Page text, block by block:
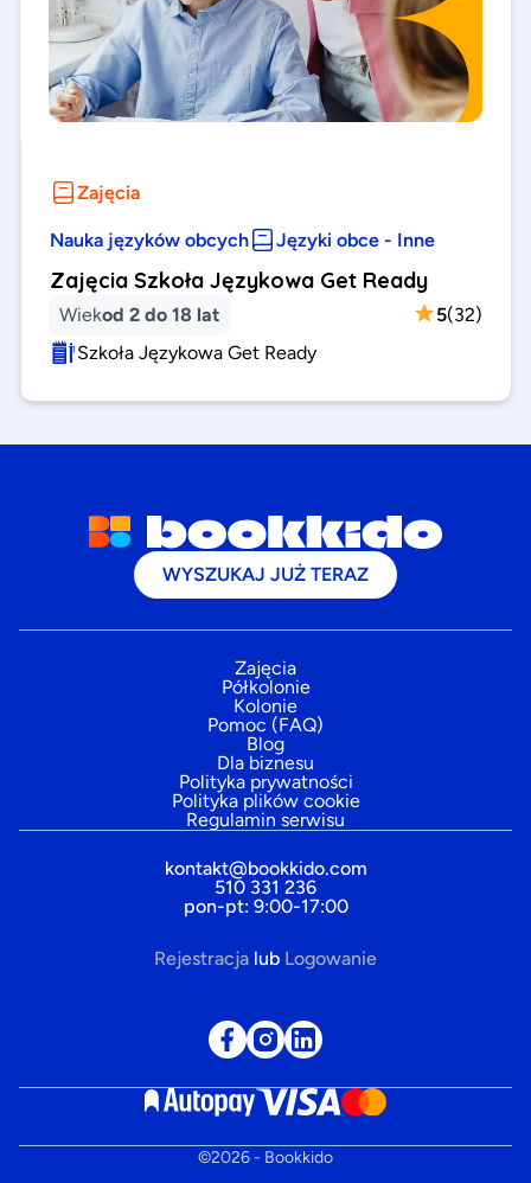
Zajęcia
Nauka języków obcych Języki obce - Inne
Zajęcia Szkoła Językowa Get Ready
Wiekod 2 do 18 lat 5(32)
Szkoła Językowa Get Ready
WYSZUKAJ JUŻ TERAZ
Zajęcia
Półkolonie
Kolonie
Pomoc (FAQ)
Blog
Dla biznesu
Polityka prywatności
Polityka plików cookie
Regulamin serwisu
kontakt@bookkido.com
510 331 236
pon-pt: 9:00-17:00
Rejestracja lub Logowanie
©2026- Bookkido